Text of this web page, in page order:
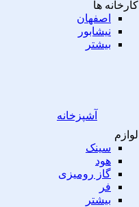
کارخانه ها
اصفهان
نیشابور
بیشتر
آشپزخانه
لوازم
سینک
هود
گاز رومیزی
فر
بیشتر